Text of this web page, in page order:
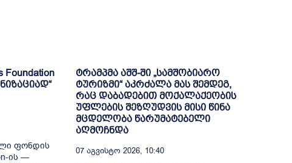
Foundation
ფონდის
ის —
ტრამპმა აშშ-ში „სამშობიარო
ტურიზმი“ აკრძალა მას შემდეგ,
რაც დაბადებით მოქალაქეობის
უფლების შეზღუდვის მისი წინა
მცდელობა წარუმატებელი
აღმოჩნდა
07 Აგვისტო 2026, 10:40